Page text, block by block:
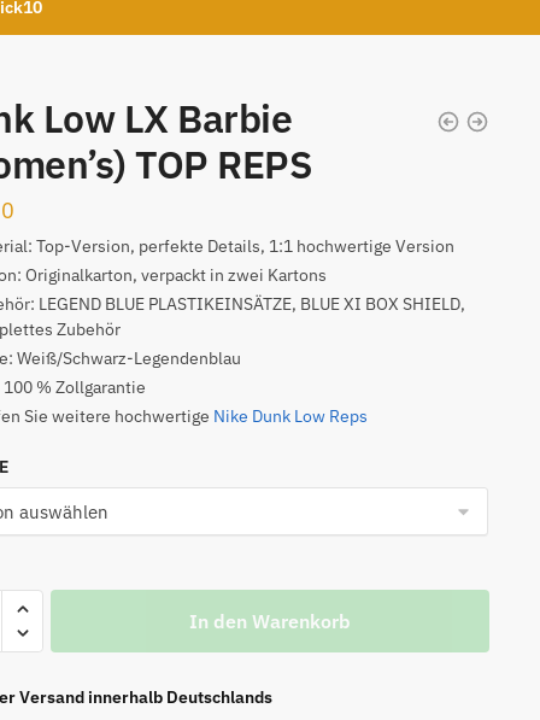
Low LX Barbie
TOP REPS
Top-Version, perfekte Details, 1:1 hochwertige Version
Originalkarton, verpackt in zwei Kartons
LEGEND BLUE PLASTIKEINSÄTZE, BLUE XI BOX SHIELD,
Zubehör
Weiß/Schwarz-Legendenblau
% Zollgarantie
Sie weitere hochwertige Nike Dunk Low Reps
In den Warenkorb
Versand innerhalb Deutschlands